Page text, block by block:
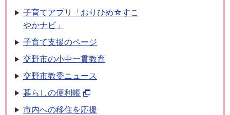
子育てアプリ「おりひめ☆すこ
やかナビ」
子育て支援のページ
交野市の小中一貫教育
交野市教委ニュース
暮らしの便利帳
市内への移住を応援